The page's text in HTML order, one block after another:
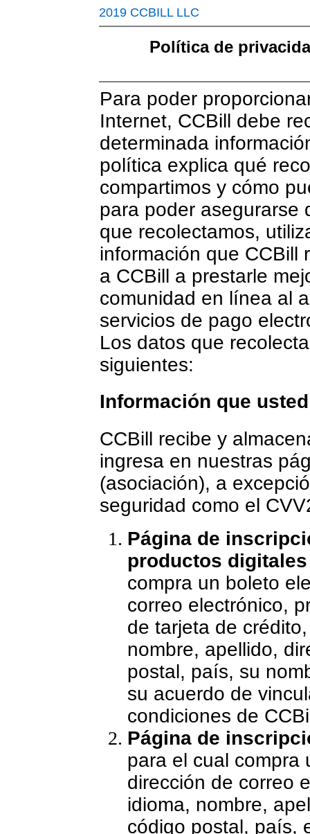
2019 CCBILL LLC
Política de
Para poder
Internet, CCBill debe
determinada
política explica qué
compartimos y cómo
para poder asegurarse
que recolectamos,
información que CCBill
a CCBill a prestarle
comunidad en línea al
servicios de pago
Los datos que
siguientes:
Información que
CCBill recibe y
ingresa en nuestras
(asociación), a
seguridad como el
Página de
productos digitales
compra un boleto
correo electrónico,
de tarjeta de
nombre, apellido,
postal, país, su
su acuerdo de
condiciones de
Página de
para el cual compra
dirección de correo
idioma, nombre,
código postal, país,